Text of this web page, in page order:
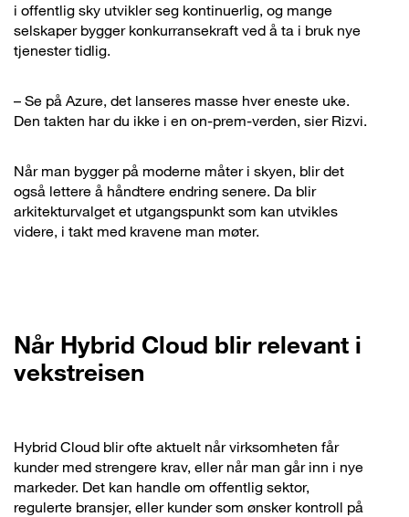
i offentlig sky utvikler seg kontinuerlig, og mange
selskaper bygger konkurransekraft ved å ta i bruk nye
tjenester tidlig.
– Se på Azure, det lanseres masse hver eneste uke.
Den takten har du ikke i en on-prem-verden, sier Rizvi.
Når man bygger på moderne måter i skyen, blir det
også lettere å håndtere endring senere. Da blir
arkitekturvalget et utgangspunkt som kan utvikles
videre, i takt med kravene man møter.
Når Hybrid Cloud blir relevant i
vekstreisen
Hybrid Cloud blir ofte aktuelt når virksomheten får
kunder med strengere krav, eller når man går inn i nye
markeder. Det kan handle om offentlig sektor,
regulerte bransjer, eller kunder som ønsker kontroll på